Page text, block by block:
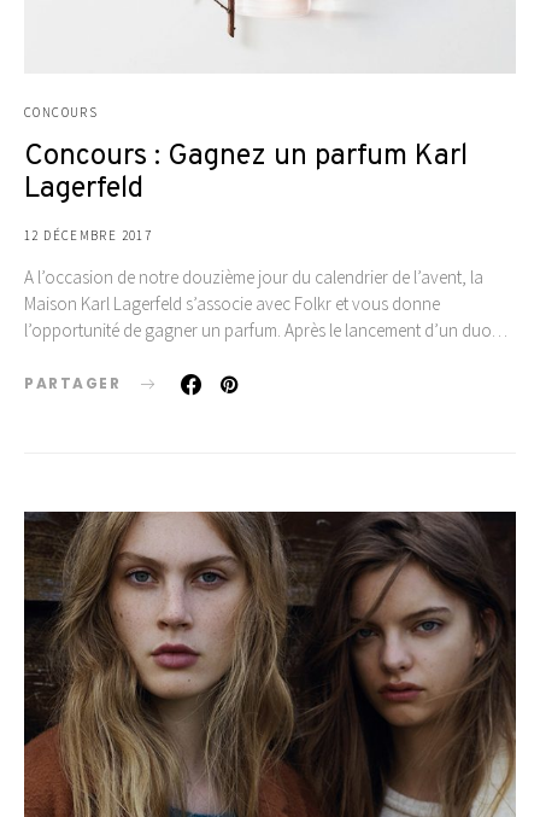
CONCOURS
Concours : Gagnez un parfum Karl
Lagerfeld
12 DÉCEMBRE 2017
A l’occasion de notre douzième jour du calendrier de l’avent, la
Maison Karl Lagerfeld s’associe avec Folkr et vous donne
l’opportunité de gagner un parfum. Après le lancement d’un duo…
PARTAGER